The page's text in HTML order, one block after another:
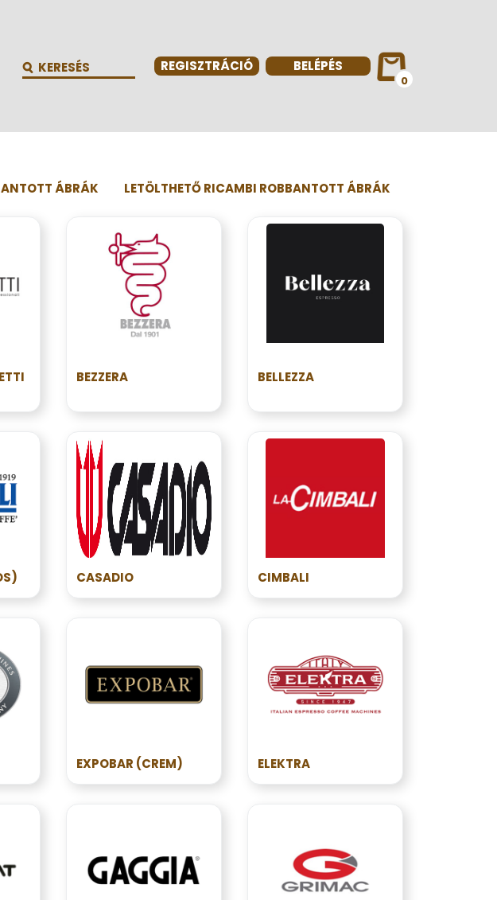
REGISZTRÁCIÓ
BELÉPÉS
0
ÁBRÁK LETÖLTHETŐ RICAMBI ROBBANTOTT ÁBRÁK
BEZZERA BELLEZZA
CASADIO CIMBALI
EXPOBAR (CREM) ELEKTRA